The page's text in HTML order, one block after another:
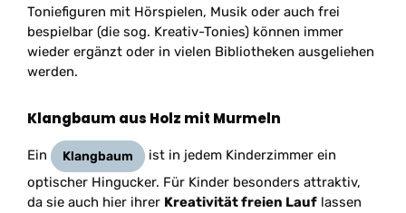
Toniefiguren mit Hörspielen, Musik oder auch frei
bespielbar (die sog. Kreativ-Tonies) können immer
wieder ergänzt oder in vielen Bibliotheken ausgeliehen
werden.
Klangbaum aus Holz mit Murmeln
Ein Klangbaum
ist in jedem Kinderzimmer ein
optischer Hingucker. Für Kinder besonders attraktiv,
da sie auch hier ihrer Kreativität freien Lauf lassen